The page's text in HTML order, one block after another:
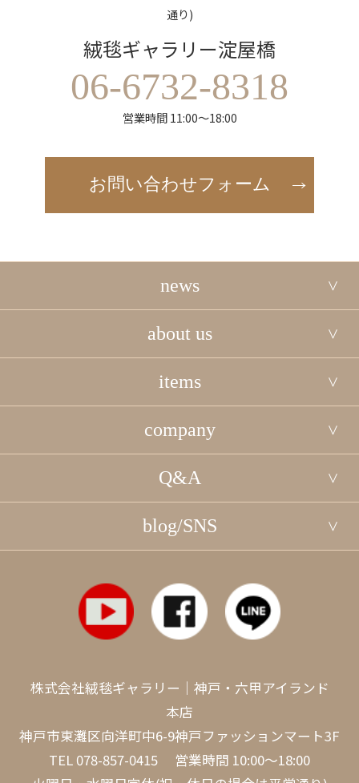
通り)
絨毯ギャラリー淀屋橋
06-6732-8318
営業時間 11:00～18:00
お問い合わせフォーム
news
about us
items
company
Q&A
blog/SNS
株式会社絨毯ギャラリー｜神戸・六甲アイランド
本店
神戸市東灘区向洋町中6-9神戸ファッションマート3F
TEL 078-857-0415 営業時間 10:00～18:00